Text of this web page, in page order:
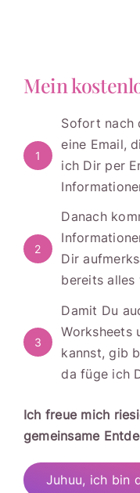
Mein
1
Sofort nach
eine Email,
ich Dir per
2
Danach
Dir
bereits
3
Damit Du
Worksheets
kannst, gib
da füge ich
Ich freue mich
gemeinsame
Juhuu, ich bin